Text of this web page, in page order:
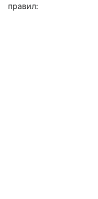
правил: